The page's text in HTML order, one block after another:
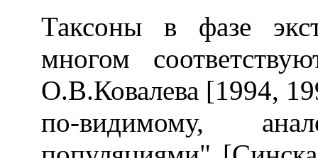
Таксоны в фазе
многом
О.В.Ковалева [1994,
по-видимому,